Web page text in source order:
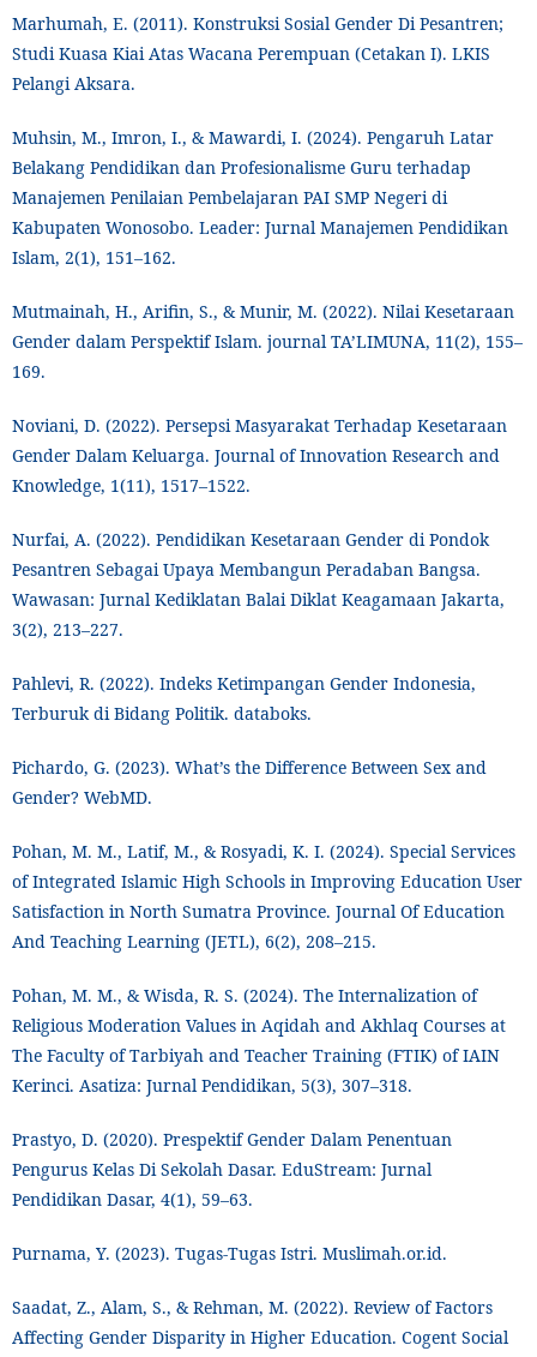
Marhumah, E. (2011). Konstruksi Sosial Gender Di Pesantren;
Studi Kuasa Kiai Atas Wacana Perempuan (Cetakan I). LKIS
Pelangi Aksara.
Muhsin, M., Imron, I., & Mawardi, I. (2024). Pengaruh Latar
Belakang Pendidikan dan Profesionalisme Guru terhadap
Manajemen Penilaian Pembelajaran PAI SMP Negeri di
Kabupaten Wonosobo. Leader: Jurnal Manajemen Pendidikan
Islam, 2(1), 151–162.
Mutmainah, H., Arifin, S., & Munir, M. (2022). Nilai Kesetaraan
Gender dalam Perspektif Islam. journal TA’LIMUNA, 11(2), 155–
169.
Noviani, D. (2022). Persepsi Masyarakat Terhadap Kesetaraan
Gender Dalam Keluarga. Journal of Innovation Research and
Knowledge, 1(11), 1517–1522.
Nurfai, A. (2022). Pendidikan Kesetaraan Gender di Pondok
Pesantren Sebagai Upaya Membangun Peradaban Bangsa.
Wawasan: Jurnal Kediklatan Balai Diklat Keagamaan Jakarta,
3(2), 213–227.
Pahlevi, R. (2022). Indeks Ketimpangan Gender Indonesia,
Terburuk di Bidang Politik. databoks.
Pichardo, G. (2023). What’s the Difference Between Sex and
Gender? WebMD.
Pohan, M. M., Latif, M., & Rosyadi, K. I. (2024). Special Services
of Integrated Islamic High Schools in Improving Education User
Satisfaction in North Sumatra Province. Journal Of Education
And Teaching Learning (JETL), 6(2), 208–215.
Pohan, M. M., & Wisda, R. S. (2024). The Internalization of
Religious Moderation Values in Aqidah and Akhlaq Courses at
The Faculty of Tarbiyah and Teacher Training (FTIK) of IAIN
Kerinci. Asatiza: Jurnal Pendidikan, 5(3), 307–318.
Prastyo, D. (2020). Prespektif Gender Dalam Penentuan
Pengurus Kelas Di Sekolah Dasar. EduStream: Jurnal
Pendidikan Dasar, 4(1), 59–63.
Purnama, Y. (2023). Tugas-Tugas Istri. Muslimah.or.id.
Saadat, Z., Alam, S., & Rehman, M. (2022). Review of Factors
Affecting Gender Disparity in Higher Education. Cogent Social